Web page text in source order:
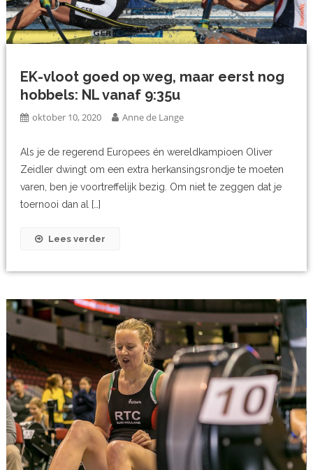
EK-vloot goed op weg, maar eerst nog
hobbels: NL vanaf 9:35u
oktober 10, 2020 Anne de Lange
Als je de regerend Europees én wereldkampioen Oliver
Zeidler dwingt om een extra herkansingsrondje te moeten
varen, ben je voortreffelijk bezig. Om niet te zeggen dat je
toernooi dan al […]
Lees verder